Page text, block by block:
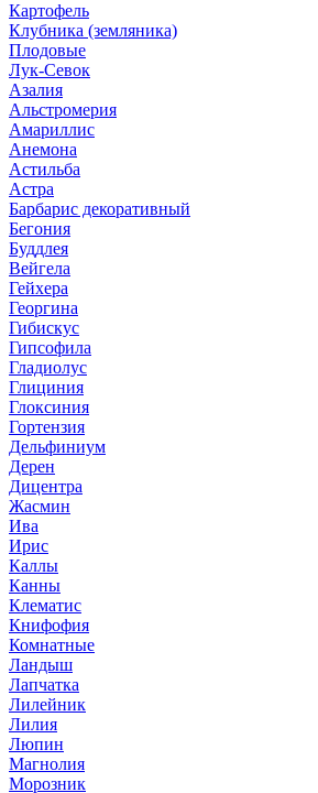
Картофель
Клубника (земляника)
Плодовые
Лук-Севок
Азалия
Альстромерия
Амариллис
Анемона
Астильба
Астра
Барбарис декоративный
Бегония
Буддлея
Вейгела
Гейхера
Георгина
Гибискус
Гипсофила
Гладиолус
Глициния
Глоксиния
Гортензия
Дельфиниум
Дерен
Дицентра
Жасмин
Ива
Ирис
Каллы
Канны
Клематис
Книфофия
Комнатные
Ландыш
Лапчатка
Лилейник
Лилия
Люпин
Магнолия
Морозник